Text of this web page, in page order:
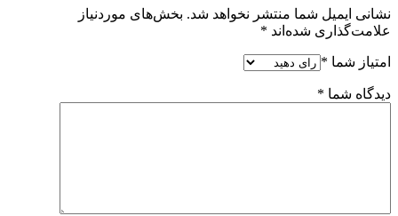
نشانی ایمیل شما منتشر نخواهد شد. بخش‌های موردنیاز
علامت‌گذاری شده‌اند *
امتیاز شما *
دیدگاه شما *